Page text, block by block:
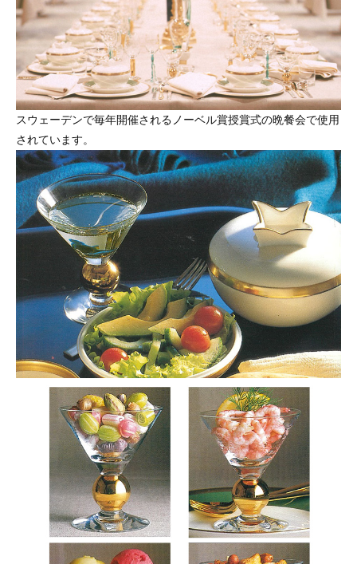
スウェーデンで毎年開催されるノーベル賞授賞式の晩餐会で使用
されています。